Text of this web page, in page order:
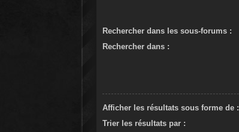
Rechercher dans les sous-forums :
Rechercher dans :
Afficher les résultats sous forme de :
Trier les résultats par :